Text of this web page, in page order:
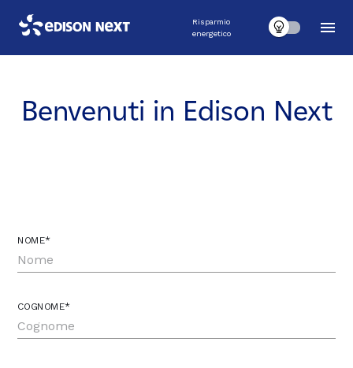
Risparmio
energetico
Benvenuti in Edison Next
NOME*
COGNOME*